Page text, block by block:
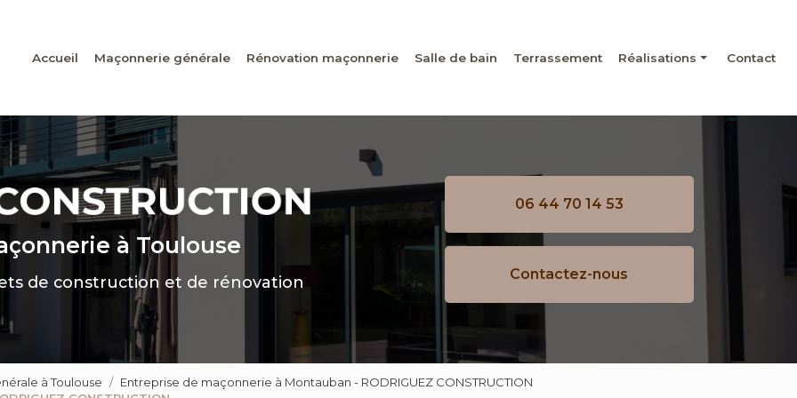
Accueil Maçonnerie générale Rénovation maçonnerie Salle de bain Terrassement Réalisations
Salle de bain
Terrassement
Contact
à Toulouse
de construction et de rénovation
06 44 70 14 53
Contactez-nous
à Toulouse
Entreprise de maçonnerie à Montauban - RODRIGUEZ CONSTRUCTION